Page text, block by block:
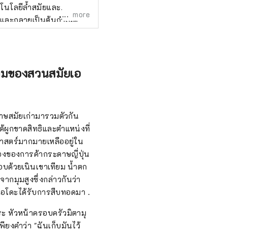
โลยีล้ำสมัยและ
ะกลายเป็นต้นกำเนิด
บธรรมชาติของผืนดิน
น
more
ของสวนสมัยเอ
ษสมัยเก่ามารวมตัวกัน
ผูกขาดสิทธิและตำแหน่งที่
ตร์มากมายเหลืออยู่ใน
ของการค้ากระดาษญี่ปุ่น
ด้วยเนินเขาเทียม น้ำตก
กมุมสูงซึ่งกล่าวกันว่า
โดะได้รับการสืบทอดมา .
หัวหน้าครอบครัวมิตามุ
ยงคำว่า "ฉันเก็บมันไว้